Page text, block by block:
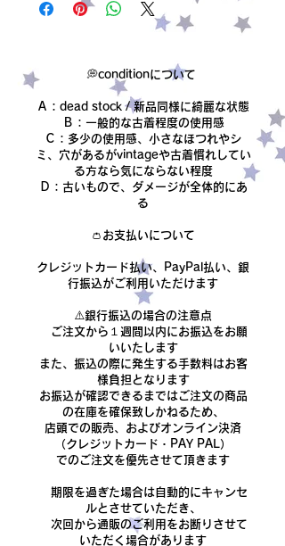
身幅 50cm
素材 polyester50%cotton50%
condition【B】
💭conditionについて
Ａ：dead stock / 新品同様に綺麗な状態
Ｂ：一般的な古着程度の使用感
Ｃ：多少の使用感、小さなほつれやシ
ミ、穴があるがvintageや古着慣れしてい
る方なら気にならない程度
Ｄ：古いもので、ダメージが全体的にあ
る​
👛お支払いについて
クレジットカード払い、PayPal払い、銀
行振込がご利用いただけます
​⚠️銀行振込の場合の注意点
ご注文から１週間以内にお振込をお願
いいたします
また、振込の際に発生する手数料はお客
様負担となります
​お振込が確認できるまではご注文の商品
の在庫を確保致しかねるため、
店頭での販売、およびオンライン決済
（クレジットカード・PAY PAL）
でのご注文を優先させて頂きます
期限を過ぎた場合は自動的にキャンセ
ルとさせていただき、
次回から通販のご利用をお断りさせて
いただく場合があります